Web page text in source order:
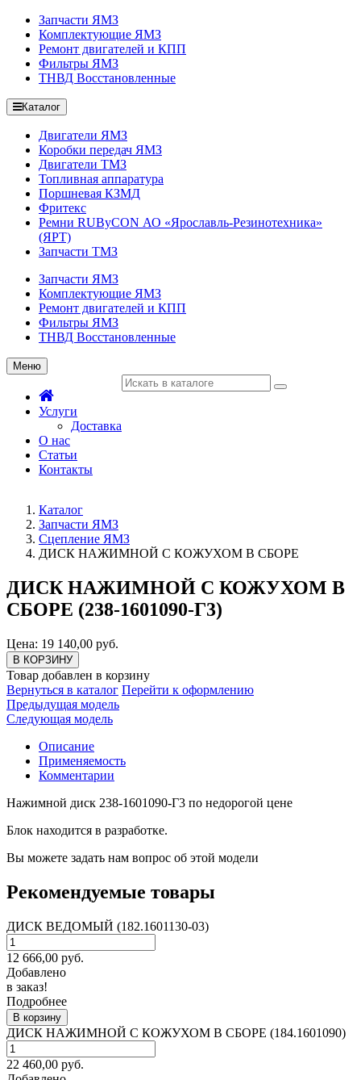
Запчасти ЯМЗ
Комплектующие ЯМЗ
Ремонт двигателей и КПП
Фильтры ЯМЗ
ТНВД Восстановленные
Каталог
Двигатели ЯМЗ
Коробки передач ЯМЗ
Двигатели ТМЗ
Топливная аппаратура
Поршневая КЗМД
Фритекс
Ремни RUByCON АО «Ярославль-Резинотехника»
(ЯРТ)
Запчасти ТМЗ
Запчасти ЯМЗ
Комплектующие ЯМЗ
Ремонт двигателей и КПП
Фильтры ЯМЗ
ТНВД Восстановленные
Меню
Услуги
Доставка
О нас
Статьи
Контакты
Каталог
Запчасти ЯМЗ
Сцепление ЯМЗ
ДИСК НАЖИМНОЙ С КОЖУХОМ В СБОРЕ
ДИСК НАЖИМНОЙ С КОЖУХОМ В
СБОРЕ (238-1601090-Г3)
Цена: 19 140,00 руб.
В КОРЗИНУ
Товар добавлен в корзину
Вернуться в каталог Перейти к оформлению
Предыдущая модель
Следующая модель
Описание
Применяемость
Комментарии
Нажимной диск 238-1601090-Г3 по недорогой цене
Блок находится в разработке.
Вы можете задать нам вопрос об этой модели
Рекомендуемые товары
ДИСК ВЕДОМЫЙ (182.1601130-03)
12 666,00 руб.
Добавлено
в заказ!
Подробнее
В корзину
ДИСК НАЖИМНОЙ С КОЖУХОМ В СБОРЕ (184.1601090)
22 460,00 руб.